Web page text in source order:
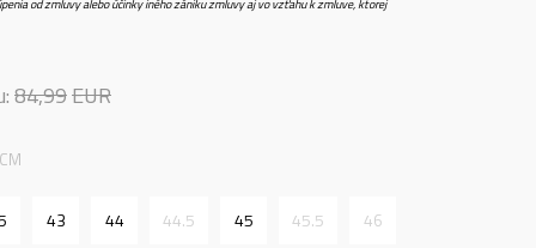
od zmluvy alebo účinky iného zániku zmluvy aj vo vzťahu k zmluve, ktorej
84,99EUR
43 44 44.5 45 45.5 46